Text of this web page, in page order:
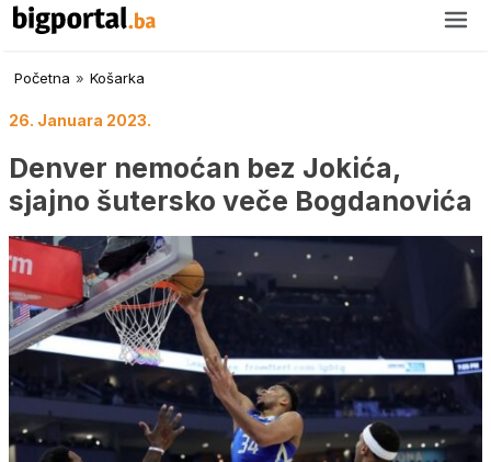
Početna » Košarka
26. Januara 2023.
Denver nemoćan bez Jokića,
sjajno šutersko veče Bogdanovića